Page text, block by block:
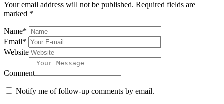
Your email address will not be published. Required fields are
marked *
Name*
Email*
Website
Comment
Notify me of follow-up comments by email.